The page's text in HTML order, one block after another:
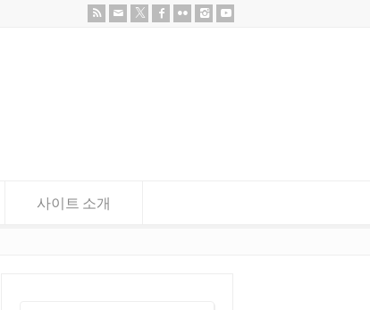
사이트 소개